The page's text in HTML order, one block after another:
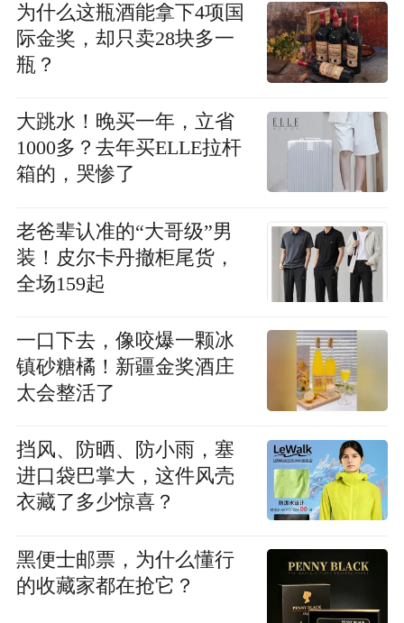
为什么这瓶酒能拿下4项国
际金奖，却只卖28块多一
瓶？
大跳水！晚买一年，立省
1000多？去年买ELLE拉杆
箱的，哭惨了
老爸辈认准的“大哥级”男
装！皮尔卡丹撤柜尾货，
全场159起
一口下去，像咬爆一颗冰
镇砂糖橘！新疆金奖酒庄
太会整活了
挡风、防晒、防小雨，塞
进口袋巴掌大，这件风壳
衣藏了多少惊喜？
黑便士邮票，为什么懂行
的收藏家都在抢它？